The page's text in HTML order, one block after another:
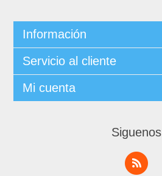
Información
Servicio al cliente
Mi cuenta
Siguenos